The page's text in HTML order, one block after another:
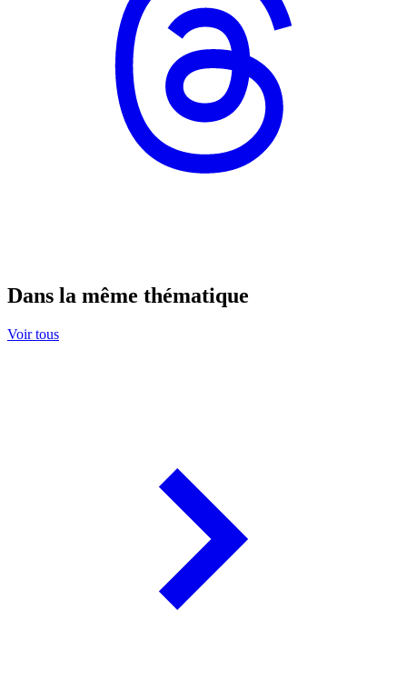
Dans la même thématique
Voir tous